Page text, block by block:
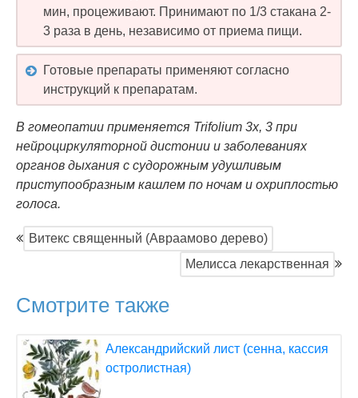
мин, процеживают. Принимают по 1/3 стакана 2-
3 раза в день, независимо от приема пищи.
Готовые препараты применяют согласно
инструкций к препаратам.
В гомеопатии применяется Trifolium 3х, 3 при
нейроциркуляторной дистонии и заболеваниях
органов дыхания с судорожным удушливым
приступообразным кашлем по ночам и охриплостью
голоса.
Витекс священный (Авраамово дерево)
Мелисса лекарственная
Смотрите также
Александрийский лист (сенна, кассия
остролистная)